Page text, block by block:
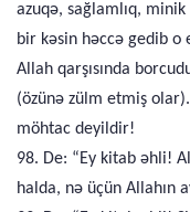
azuqə, sağlamlıq,
bir kəsin həccə gedib o
Allah qarşısında
(özünə zülm etmiş
möhtac deyildir!
98. De: “Ey kitab əhli!
halda, nə üçün Allahın